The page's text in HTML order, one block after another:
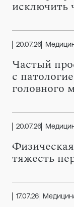
исключить
20.07.26
Частый
с
головного
20.07.26
тяжесть
17.07.26